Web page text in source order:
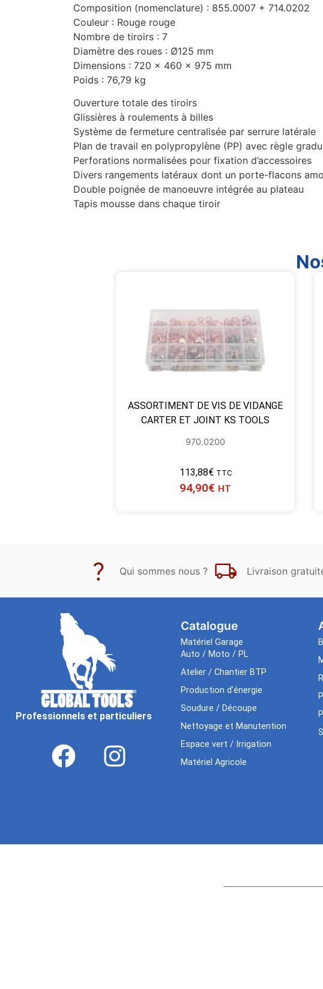
Composition (nomenclature) : 855.0007 + 714.0202
Couleur : Rouge rouge
Nombre de tiroirs : 7
Diamètre des roues : Ø125 mm
Dimensions : 720 x 460 x 975 mm
Poids : 76,79 kg
Ouverture totale des tiroirs
Glissières à roulements à billes
Système de fermeture centralisée par serrure latérale
Plan de travail en polypropylène (PP) avec règle
Perforations normalisées pour fixation d’accessoires
Divers rangements latéraux dont un porte-flacons
Double poignée de manoeuvre intégrée au plateau
Tapis mousse dans chaque tiroir
ASSORTIMENT DE VIS DE VIDANGE
CARTER ET JOINT KS TOOLS
970.0200
113,88€ TTC
94,90€ HT
Qui sommes nous ? Livraison
Professionnels et particuliers
Catalogue
Matériel Garage
Auto / Moto / PL
Atelier / Chantier BTP
Production d’énergie
Soudure / Découpe
Nettoyage et Manutention
Espace vert / Irrigation
Matériel Agricole